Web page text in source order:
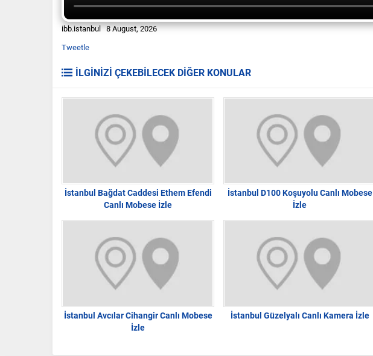
ibb.istanbul 8 August, 2026
Tweetle
İLGİNİZİ ÇEKEBİLECEK DİĞER KONULAR
İstanbul Bağdat Caddesi Ethem Efendi
Canlı Mobese İzle
İstanbul D100 Koşuyolu Canlı Mobese
İzle
İstanbul Avcılar Cihangir Canlı Mobese
İzle
İstanbul Güzelyalı Canlı Kamera İzle